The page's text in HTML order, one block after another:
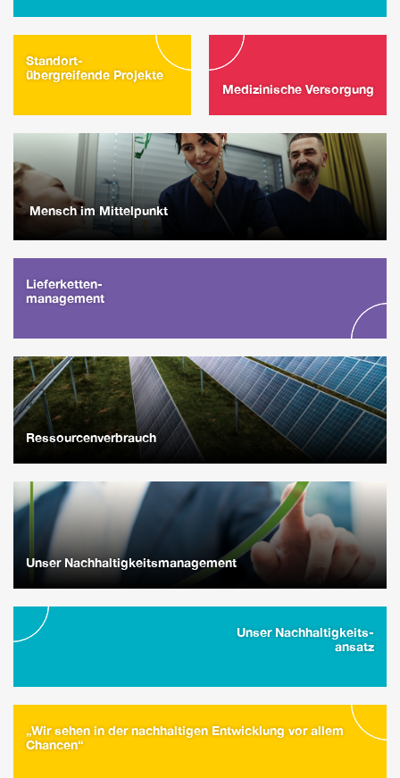
Standort-
übergreifende Projekte
Medizinische Versorgung
Mensch im Mittelpunkt
Lieferketten-
management
Ressourcenverbrauch
Unser Nachhaltigkeitsmanagement
Unser Nachhaltigkeits-
ansatz
„Wir sehen in der nachhaltigen Entwicklung vor allem
Chancen“